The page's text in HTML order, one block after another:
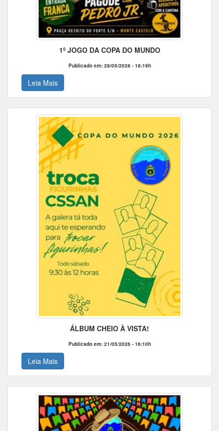
1º JOGO DA COPA DO MUNDO
Publicado em: 28/05/2026 - 18:19h
Leia Mais
ÁLBUM CHEIO À VISTA!
Publicado em: 21/05/2026 - 16:10h
Leia Mais